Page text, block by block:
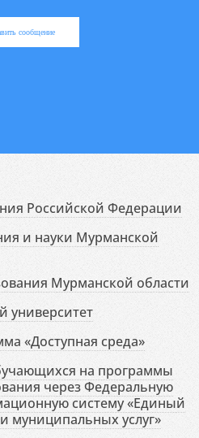
сообщение
Российской Федерации
и науки Мурманской
Мурманской области
университет
«Доступная среда»
на программы
через Федеральную
систему «Единый
муниципальных услуг»